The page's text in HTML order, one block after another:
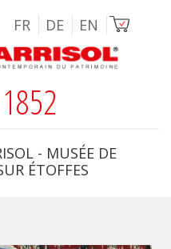
FR DE EN Image
- MUSÉE DE
ÉTOFFES